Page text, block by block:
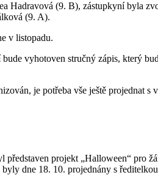
Hadravová (9. B), zástupkyní
(9. A).
v listopadu.
vyhotoven stručný zápis, který
je potřeba vše ještě projednat s
projekt „Halloween“ pro
dne 18. 10. projednány s